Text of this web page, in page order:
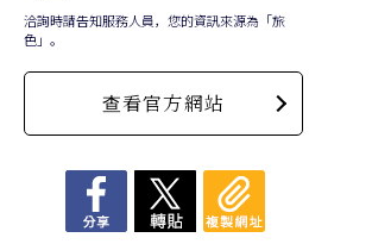
洽詢時請告知服務人員，您的資訊來源為「旅
色」。
查看官方網站